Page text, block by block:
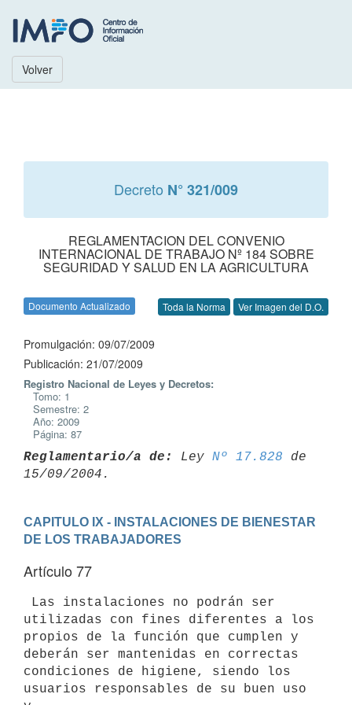
Volver
Decreto N° 321/009
REGLAMENTACION DEL CONVENIO
INTERNACIONAL DE TRABAJO Nº 184 SOBRE
SEGURIDAD Y SALUD EN LA AGRICULTURA
Documento Actualizado Toda la Norma Ver Imagen del D.O.
Promulgación: 09/07/2009
Publicación: 21/07/2009
Registro Nacional de Leyes y Decretos:
Tomo: 1
Semestre: 2
Año: 2009
Página: 87
Reglamentario/a de: Ley Nº 17.828 de
CAPITULO IX - INSTALACIONES DE BIENESTAR
DE LOS TRABAJADORES
Artículo 77
utilizadas con fines diferentes a los
propios de la función que cumplen y
deberán ser mantenidas en correctas
condiciones de higiene, siendo los
usuarios responsables de su buen uso